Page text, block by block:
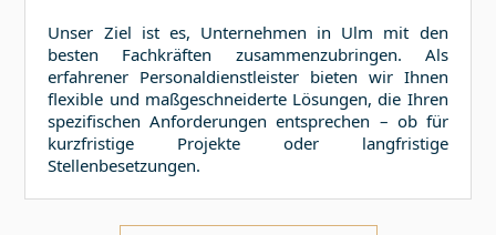
Unser Ziel ist es, Unternehmen in Ulm mit den
besten Fachkräften zusammenzubringen. Als
erfahrener Personaldienstleister bieten wir Ihnen
flexible und maßgeschneiderte Lösungen, die Ihren
spezifischen Anforderungen entsprechen – ob für
kurzfristige Projekte oder langfristige
Stellenbesetzungen.